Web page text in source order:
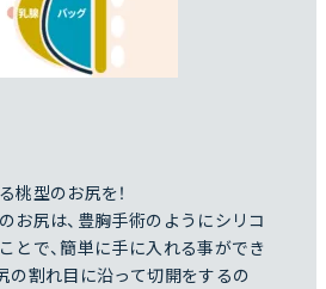
桃型のお尻を！
お尻は、豊胸手術のようにシリコ
とで、簡単に手に入れる事ができ
の割れ目に沿って切開をするの